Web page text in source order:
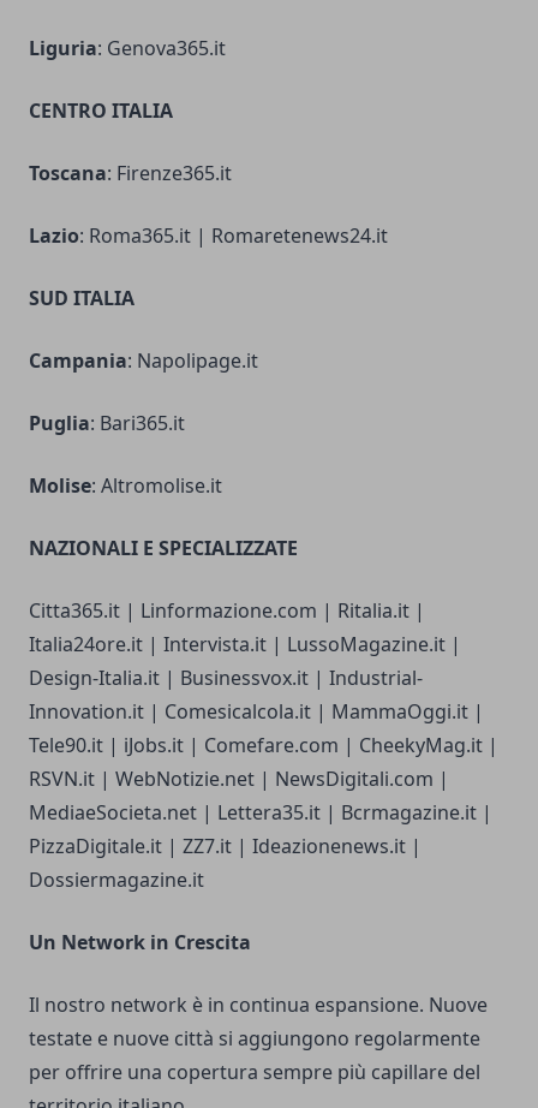
Liguria: Genova365.it
CENTRO ITALIA
Toscana: Firenze365.it
Lazio: Roma365.it | Romaretenews24.it
SUD ITALIA
Campania: Napolipage.it
Puglia: Bari365.it
Molise: Altromolise.it
NAZIONALI E SPECIALIZZATE
Citta365.it | Linformazione.com | Ritalia.it |
Italia24ore.it | Intervista.it | LussoMagazine.it |
Design-Italia.it | Businessvox.it | Industrial-
Innovation.it | Comesicalcola.it | MammaOggi.it |
Tele90.it | iJobs.it | Comefare.com | CheekyMag.it |
RSVN.it | WebNotizie.net | NewsDigitali.com |
MediaeSocieta.net | Lettera35.it | Bcrmagazine.it |
PizzaDigitale.it | ZZ7.it | Ideazionenews.it |
Dossiermagazine.it
Un Network in Crescita
Il nostro network è in continua espansione. Nuove
testate e nuove città si aggiungono regolarmente
per offrire una copertura sempre più capillare del